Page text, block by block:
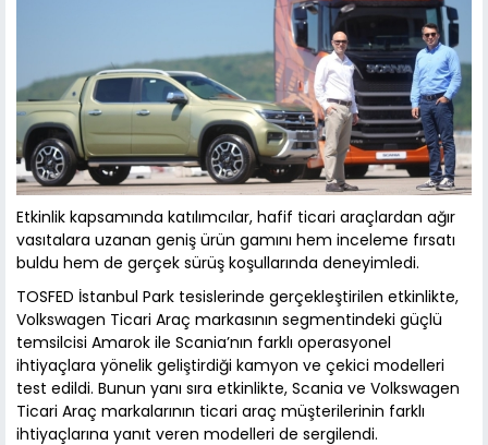
Etkinlik kapsamında katılımcılar, hafif ticari araçlardan ağır
vasıtalara uzanan geniş ürün gamını hem inceleme fırsatı
buldu hem de gerçek sürüş koşullarında deneyimledi.
TOSFED İstanbul Park tesislerinde gerçekleştirilen etkinlikte,
Volkswagen Ticari Araç markasının segmentindeki güçlü
temsilcisi Amarok ile Scania’nın farklı operasyonel
ihtiyaçlara yönelik geliştirdiği kamyon ve çekici modelleri
test edildi. Bunun yanı sıra etkinlikte, Scania ve Volkswagen
Ticari Araç markalarının ticari araç müşterilerinin farklı
ihtiyaçlarına yanıt veren modelleri de sergilendi.